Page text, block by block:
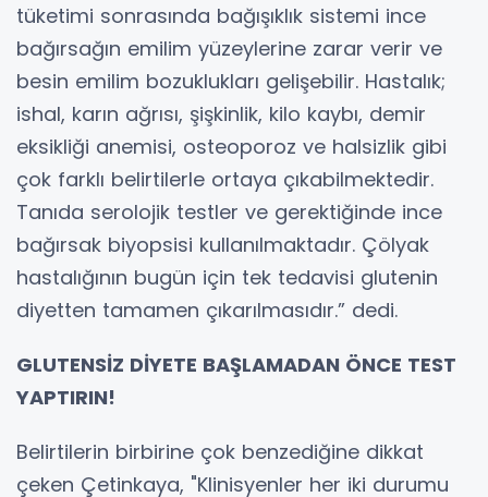
tüketimi sonrasında bağışıklık sistemi ince
bağırsağın emilim yüzeylerine zarar verir ve
besin emilim bozuklukları gelişebilir. Hastalık;
ishal, karın ağrısı, şişkinlik, kilo kaybı, demir
eksikliği anemisi, osteoporoz ve halsizlik gibi
çok farklı belirtilerle ortaya çıkabilmektedir.
Tanıda serolojik testler ve gerektiğinde ince
bağırsak biyopsisi kullanılmaktadır. Çölyak
hastalığının bugün için tek tedavisi glutenin
diyetten tamamen çıkarılmasıdır.” dedi.
GLUTENSİZ DİYETE BAŞLAMADAN ÖNCE TEST
YAPTIRIN!
Belirtilerin birbirine çok benzediğine dikkat
çeken Çetinkaya, "Klinisyenler her iki durumu